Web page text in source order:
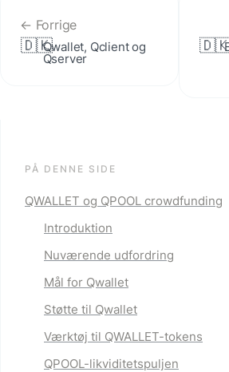
← Forrige
🇩🇰Qwallet, Qclient og
Qserver
PÅ DENNE SIDE
QWALLET og QPOOL crowdfunding
Introduktion
Nuværende udfordring
Mål for Qwallet
Støtte til Qwallet
Værktøj til QWALLET-tokens
QPOOL-likviditetspuljen